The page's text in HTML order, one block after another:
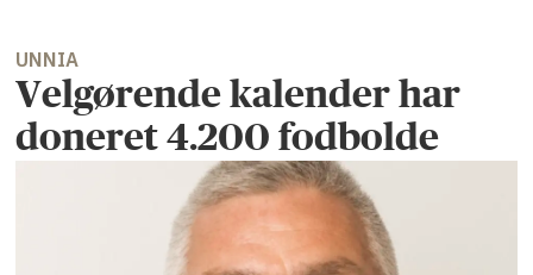
UNNIA
Velgørende kalender har
doneret 4.200 fodbolde